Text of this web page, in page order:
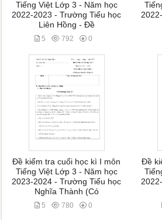
Tiếng Việt Lớp 3 - Năm học
2022-2023 - Trường Tiểu học
Liên Hồng - Đề
5 792 0
Đề kiểm tra cuối học kì I môn
Tiếng Việt Lớp 3 - Năm học
2023-2024 - Trường Tiểu học
Nghĩa Thành (Có
5 780 0
Đề